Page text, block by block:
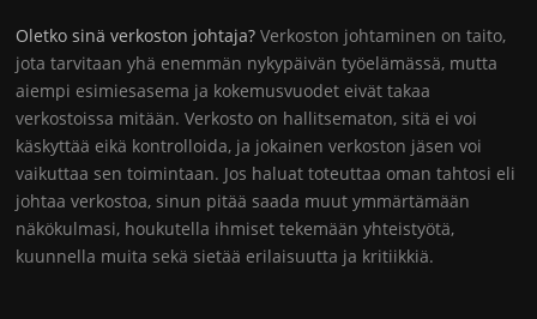
Oletko sinä verkoston johtaja? Verkoston johtaminen on taito,
jota tarvitaan yhä enemmän nykypäivän työelämässä, mutta
aiempi esimiesasema ja kokemusvuodet eivät takaa
verkostoissa mitään. Verkosto on hallitsematon, sitä ei voi
käskyttää eikä kontrolloida, ja jokainen verkoston jäsen voi
vaikuttaa sen toimintaan. Jos haluat toteuttaa oman tahtosi eli
johtaa verkostoa, sinun pitää saada muut ymmärtämään
näkökulmasi, houkutella ihmiset tekemään yhteistyötä,
kuunnella muita sekä sietää erilaisuutta ja kritiikkiä.